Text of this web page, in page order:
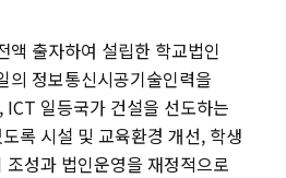
액 출자하여 설립한 학교법인
의 정보통신시공기술인력을
일등국가 건설을 선도하는
록 시설 및 교육환경 개선, 학생
성과 법인운영을 재정적으로